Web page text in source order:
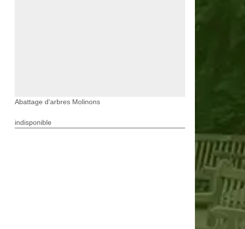
Abattage d'arbres Molinons
indisponible